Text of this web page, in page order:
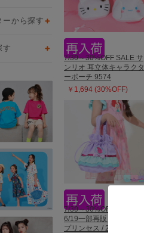
7/30～30%OFF SALE サ
ンリオ 耳立体キャラクタ
ーポーチ 9574
￥1,694 (30%OFF)
7/30～30%OFF SALE
6/19一部再販 ディズニー
プリンセス / 2WAY巾着ポ
ーから探す
す